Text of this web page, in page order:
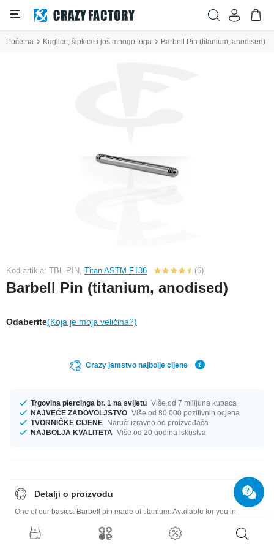
Početna Kuglice, šipkice i još mnogo toga Barbell Pin (titanium, anodised)
Kod artikla: TBL-PIN, Titan ASTM F136 (6)
Barbell Pin (titanium, anodised)
Odaberite(Koja je moja veličina?)
Crazy jamstvo najbolje cijene
Trgovina piercinga br. 1 na svijetu Više od 7 milijuna kupaca
NAJVEĆE ZADOVOLJSTVO Više od 80 000 pozitivnih ocjena
TVORNIČKE CIJENE Naruči izravno od proizvođača
NAJBOLJA KVALITETA Više od 20 godina iskustva
Detalji o proizvodu
One of our basics: Barbell pin made of titanium. Available for you in